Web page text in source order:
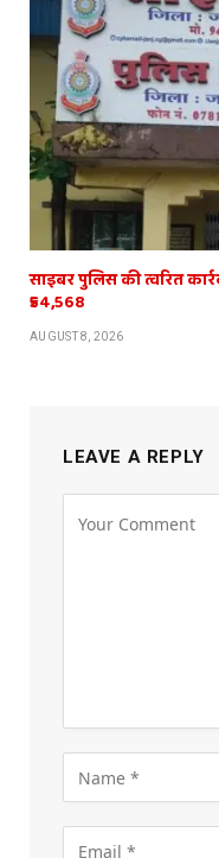
साइबर पुलिस की त्वरित
₹54,568
AUGUST 8, 2026
LEAVE A REPLY